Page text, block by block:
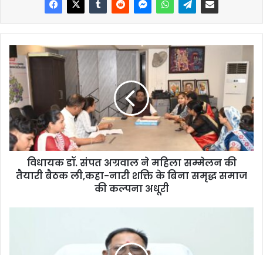
विधायक डॉ. संपत अग्रवाल ने महिला सम्मेलन की
तैयारी बैठक ली,कहा-नारी शक्ति के बिना समृद्ध समाज
की कल्पना अधूरी